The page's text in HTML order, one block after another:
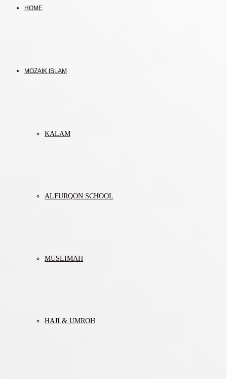
HOME
MOZAIK ISLAM
KALAM
ALFURQON SCHOOL
MUSLIMAH
HAJI & UMROH